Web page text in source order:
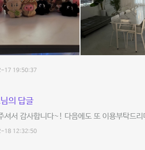
17 19:50:37
의 답글
셔서 감사합니다~! 다음에도 또 이용부탁드
18 12:32:50